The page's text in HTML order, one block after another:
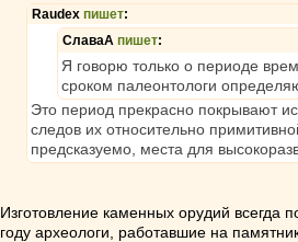
Raudex пишет:
СлаваА пишет:
Я говорю только о периоде
сроком палеонтологи
Это период прекрасно покрывают
следов их относительно
предсказуемо, места для
Изготовление каменных орудий
году археологи, работавшие на